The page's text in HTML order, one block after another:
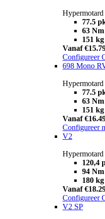
77.5
63 Nm
151 kg
Vanaf
Configureer
698 Mono
77.5
63 Nm
151 kg
Vanaf
Configureer
V2
120,4
94 Nm
180 kg
Vanaf
Configureer
V2 SP